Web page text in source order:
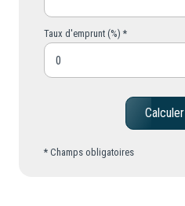
Taux d'emprunt (%) *
Calculer
* Champs obligatoires